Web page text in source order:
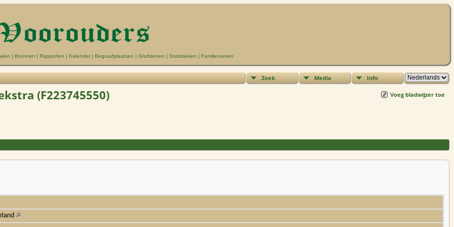
| Bronnen | Rapporten | Kalender | Begraafplaatsen | Grafstenen | Statistieken | Familienamen
Zoek Media Info
Voeg bladwijzer toe
(F223745550)